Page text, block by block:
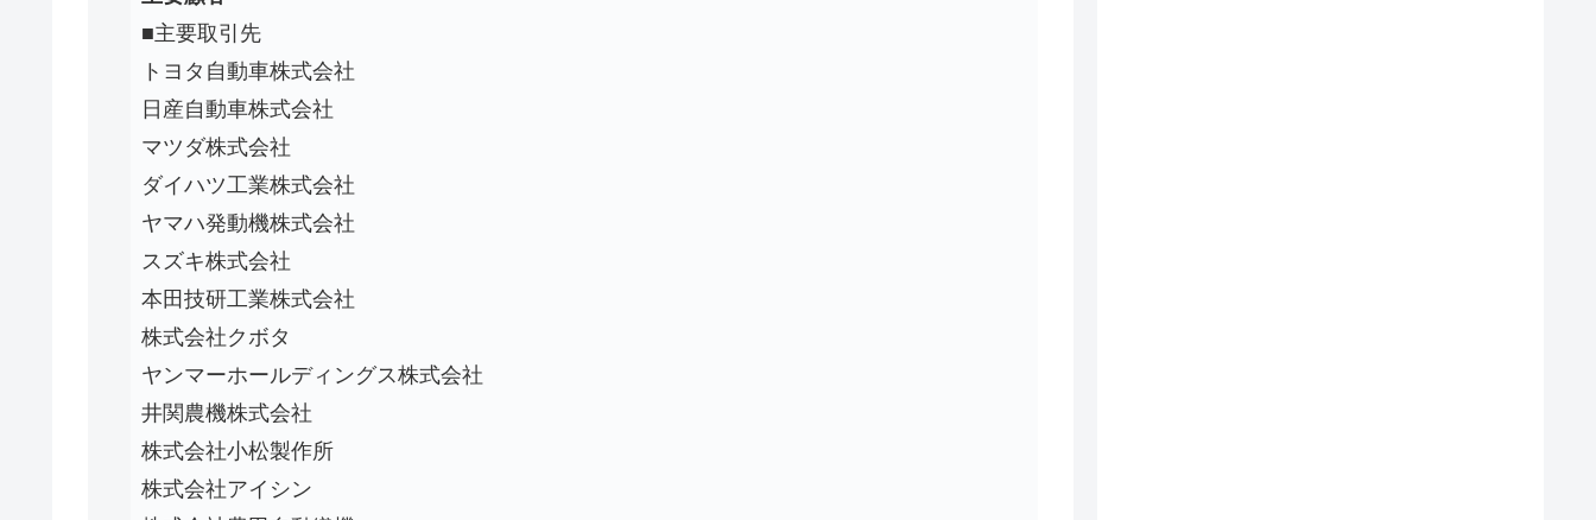
■主要取引先
トヨタ自動車株式会社
日産自動車株式会社
マツダ株式会社
ダイハツ工業株式会社
ヤマハ発動機株式会社
スズキ株式会社
本田技研工業株式会社
株式会社クボタ
ヤンマーホールディングス株式会社
井関農機株式会社
株式会社小松製作所
株式会社アイシン